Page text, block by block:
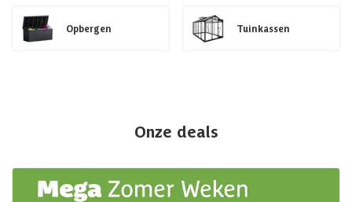
Opbergen Tuinkassen
Onze deals